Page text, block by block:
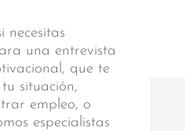
necesitas
una entrevista
que te
situación,
empleo, o
especialistas